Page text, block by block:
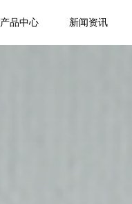
产品中心 新闻资讯